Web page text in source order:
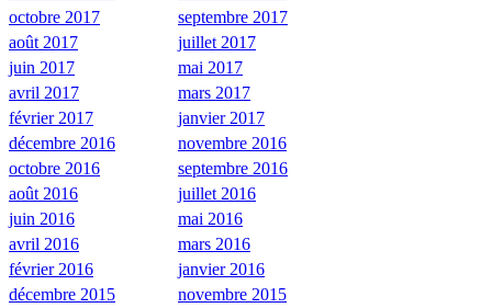
octobre 2017
septembre 2017
août 2017
juillet 2017
juin 2017
mai 2017
avril 2017
mars 2017
février 2017
janvier 2017
décembre 2016
novembre 2016
octobre 2016
septembre 2016
août 2016
juillet 2016
juin 2016
mai 2016
avril 2016
mars 2016
février 2016
janvier 2016
décembre 2015
novembre 2015